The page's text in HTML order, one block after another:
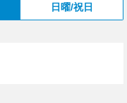
日曜/祝日